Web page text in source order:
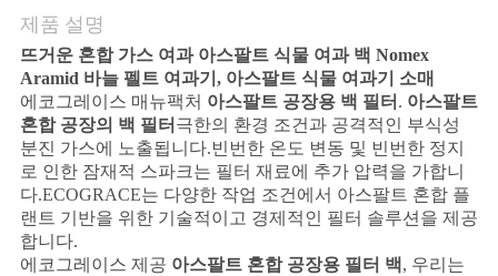
연
락
하
십
시
오
제품 설명
뜨거운 혼합 가스 여과 아스팔트 식물 여과 백 Nomex
Aramid 바늘 펠트 여과기, 아스팔트 식물 여과기 소매
에코그레이스 매뉴팩처 아스팔트 공장용 백 필터 . 아스팔트
혼합 공장의 백 필터 극한의 환경 조건과 공격적인 부식성
분진 가스에 노출됩니다.빈번한 온도 변동 및 빈번한 정지
로 인한 잠재적 스파크는 필터 재료에 추가 압력을 가합니
다.ECOGRACE는 다양한 작업 조건에서 아스팔트 혼합 플
랜트 기반을 위한 기술적이고 경제적인 필터 솔루션을 제공
합니다.
에코그레이스 제공 아스팔트 혼합 공장용 필터 백, 우리는